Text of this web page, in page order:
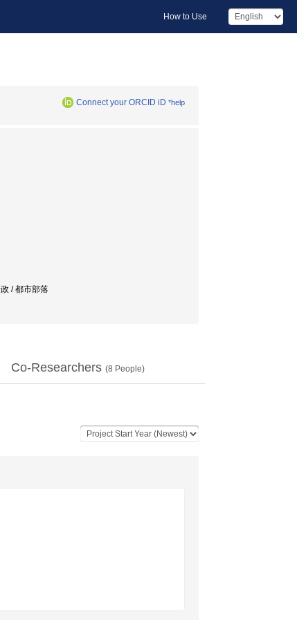
How to Use
Connect your ORCID iD *help
/ 都市部落
Co-Researchers (8 People)